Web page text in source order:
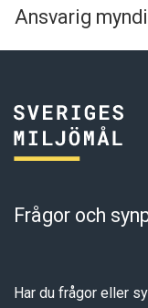
Ansvarig
Frågor och
Har du frågor eller